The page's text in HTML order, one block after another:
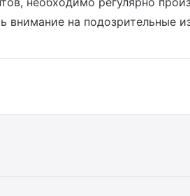
внимание на подозрительные